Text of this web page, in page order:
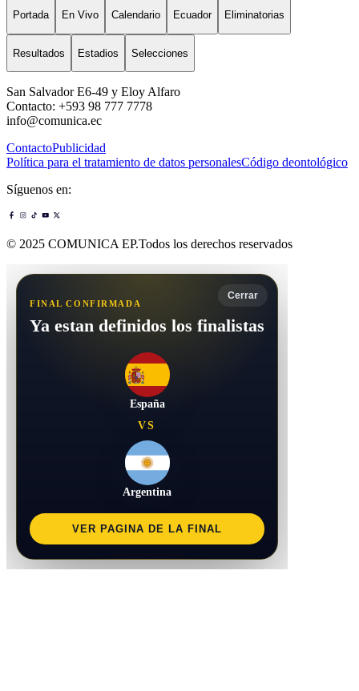
Portada En Vivo Calendario Ecuador Eliminatorias
Resultados Estadios Selecciones
San Salvador E6-49 y Eloy Alfaro
Contacto: +593 98 777 7778
info@comunica.ec
ContactoPublicidad
Política para el tratamiento de datos personalesCódigo deontológico
Síguenos en:
© 2025 COMUNICA EP.Todos los derechos reservados
Cerrar
FINAL CONFIRMADA
Ya estan definidos los finalistas
España
VS
Argentina
VER PAGINA DE LA FINAL